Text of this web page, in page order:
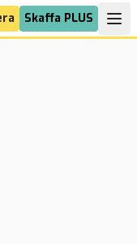
Skaffa PLUS